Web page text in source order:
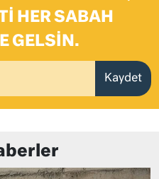
HER SABAH
GELSIN.
Kaydet